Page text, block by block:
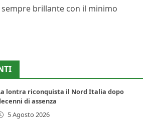
sempre brillante con il minimo
lontra riconquista il Nord Italia dopo
di assenza
5 Agosto 2026